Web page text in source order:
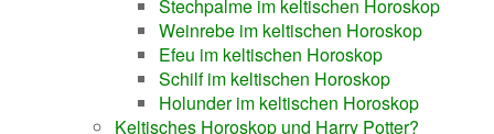
Stechpalme im keltischen Horoskop
Weinrebe im keltischen Horoskop
Efeu im keltischen Horoskop
Schilf im keltischen Horoskop
Holunder im keltischen Horoskop
Keltisches Horoskop und Harry Potter?